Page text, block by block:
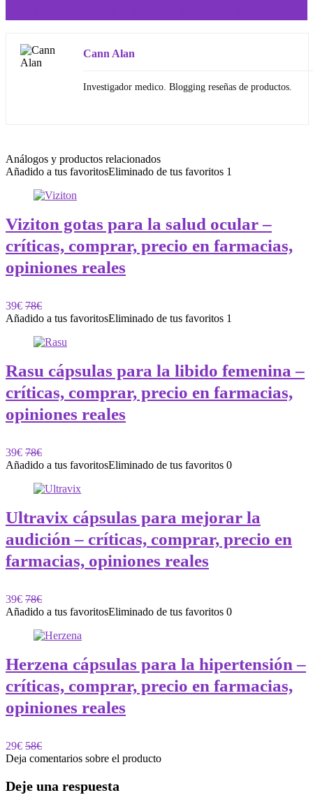
Cann Alan
Investigador medico. Blogging reseñas de productos.
Análogos y productos relacionados
Añadido a tus favoritosEliminado de tus favoritos 1
Viziton gotas para la salud ocular –
críticas, comprar, precio en farmacias,
opiniones reales
39€ 78€
Añadido a tus favoritosEliminado de tus favoritos 1
Rasu cápsulas para la libido femenina –
críticas, comprar, precio en farmacias,
opiniones reales
39€ 78€
Añadido a tus favoritosEliminado de tus favoritos 0
Ultravix cápsulas para mejorar la
audición – críticas, comprar, precio en
farmacias, opiniones reales
39€ 78€
Añadido a tus favoritosEliminado de tus favoritos 0
Herzena cápsulas para la hipertensión –
críticas, comprar, precio en farmacias,
opiniones reales
29€ 58€
Deja comentarios sobre el producto
Deje una respuesta